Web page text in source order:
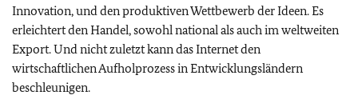
Innovation, und den produktiven Wettbewerb der Ideen. Es
erleichtert den Handel, sowohl national als auch im weltweiten
Export. Und nicht zuletzt kann das Internet den
wirtschaftlichen Aufholprozess in Entwicklungsländern
beschleunigen.